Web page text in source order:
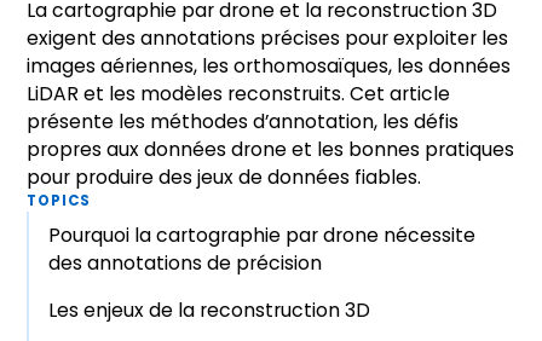
La cartographie par drone et la reconstruction 3D
exigent des annotations précises pour exploiter les
images aériennes, les orthomosaïques, les données
LiDAR et les modèles reconstruits. Cet article
présente les méthodes d’annotation, les défis
propres aux données drone et les bonnes pratiques
pour produire des jeux de données fiables.
TOPICS
Pourquoi la cartographie par drone nécessite
des annotations de précision
Les enjeux de la reconstruction 3D